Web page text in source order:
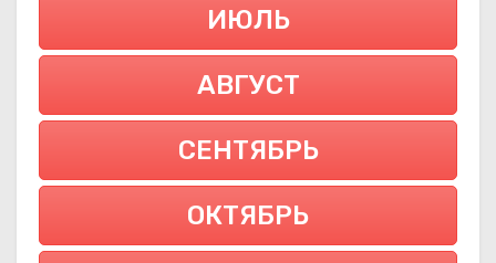
ИЮЛЬ
АВГУСТ
СЕНТЯБРЬ
ОКТЯБРЬ